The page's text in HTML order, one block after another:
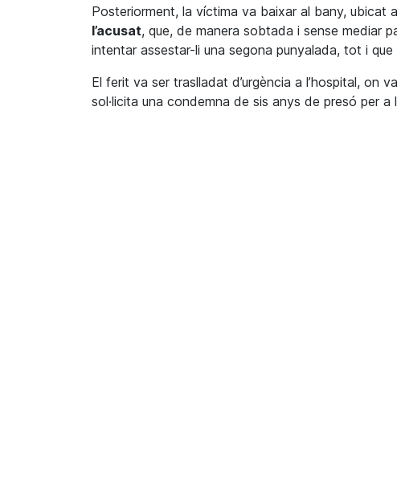
Posteriorment, la víctima va baixar al bany, ubicat
l’acusat, que, de manera sobtada i sense mediar
intentar assestar-li una segona punyalada, tot i que
El ferit va ser traslladat d’urgència a l’hospital, on
sol·licita una condemna de sis anys de presó per